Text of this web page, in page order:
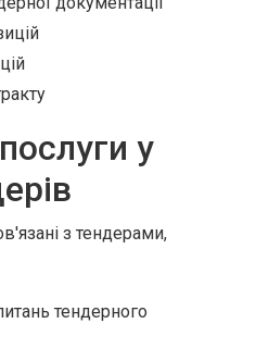
у
з тендерами,
тендерного